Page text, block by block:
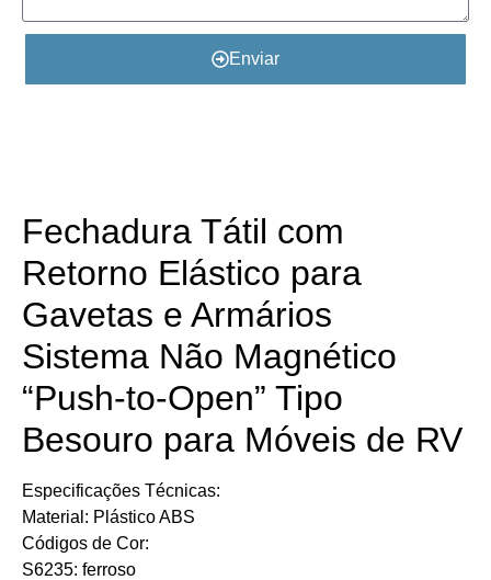
Enviar
Fechadura Tátil com
Retorno Elástico para
Gavetas e Armários​​
Sistema Não Magnético
“Push-to-Open” Tipo
Besouro para Móveis de RV​​
​Especificações Técnicas:
Material: Plástico ABS
Códigos de Cor:
S6235: ferroso